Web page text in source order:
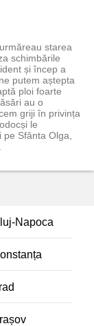
starea
schimbările
și încep a
putem aștepta
ploi foarte
au o
griji în privința
le
Sfânta Olga,
Napoca